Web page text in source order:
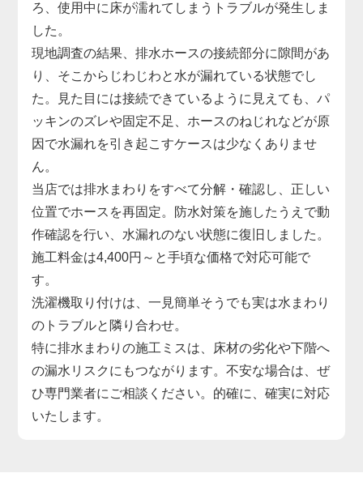
専門業者による現地対応でスムーズに解決するのが
安心です。お困りの際はぜひお気軽にご相談くださ
い。
ろ、使用中に床が濡れてしまうトラブルが発生しま
した。
現地調査の結果、排水ホースの接続部分に隙間があ
り、そこからじわじわと水が漏れている状態でし
た。見た目には接続できているように見えても、パ
ッキンのズレや固定不足、ホースのねじれなどが原
因で水漏れを引き起こすケースは少なくありませ
ん。
当店では排水まわりをすべて分解・確認し、正しい
位置でホースを再固定。防水対策を施したうえで動
作確認を行い、水漏れのない状態に復旧しました。
施工料金は4,400円～と手頃な価格で対応可能で
す。
洗濯機取り付けは、一見簡単そうでも実は水まわり
のトラブルと隣り合わせ。
特に排水まわりの施工ミスは、床材の劣化や下階へ
の漏水リスクにもつながります。不安な場合は、ぜ
ひ専門業者にご相談ください。的確に、確実に対応
いたします。